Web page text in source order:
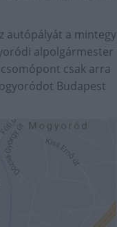
autópályát a mintegy
alpolgármester
csak arra
Budapest